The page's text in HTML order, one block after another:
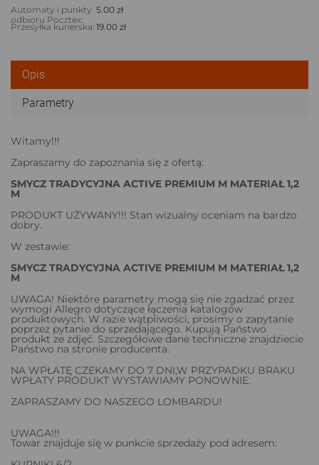
Automaty i punkty
odbioru Pocztex:
5.00 zł
Przesyłka kurierska: 19.00 zł
Opis
Parametry
Witamy!!!
Zapraszamy do zapoznania się z ofertą:
SMYCZ TRADYCYJNA ACTIVE PREMIUM M MATERIAŁ 1,2
M
PRODUKT UŻYWANY!!! Stan wizualny oceniam na bardzo
dobry.
W zestawie:
SMYCZ TRADYCYJNA ACTIVE PREMIUM M MATERIAŁ 1,2
M
UWAGA! Niektóre parametry mogą się nie zgadzać przez
wymogi Allegro dotyczące łączenia katalogów
produktowych. W razie wątpliwości, prosimy o zapytanie
poprzez pytanie do sprzedającego. Kupują Państwo
produkt ze zdjęć. Szczegółowe dane techniczne znajdziecie
Państwo na stronie producenta.
NA WPŁATĘ CZEKAMY DO 7 DNI,W PRZYPADKU BRAKU
WPŁATY PRODUKT WYSTAWIAMY PONOWNIE.
ZAPRASZAMY DO NASZEGO LOMBARDU!
UWAGA!!!
Towar znajduje się w punkcie sprzedaży pod adresem: